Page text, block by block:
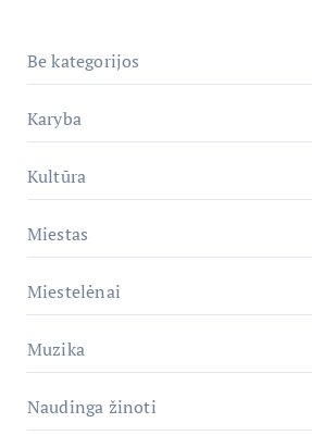
Be kategorijos
Karyba
Kultūra
Miestas
Miestelėnai
Muzika
Naudinga žinoti